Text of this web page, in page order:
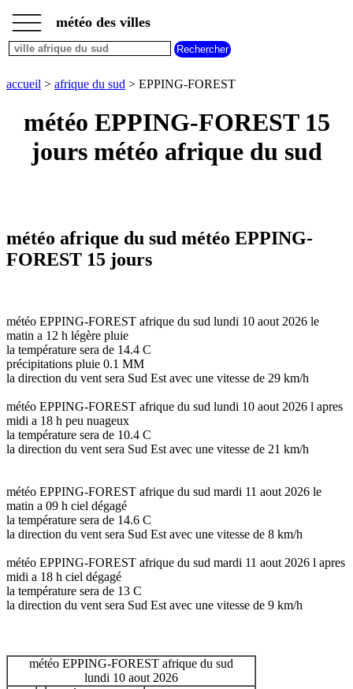
accueil
météo
afrique
sud
___
___ météo des villes
accueil > afrique du sud > EPPING-FOREST
météo EPPING-FOREST 15
jours météo afrique du sud
météo afrique du sud météo EPPING-
FOREST 15 jours
météo EPPING-FOREST afrique du sud lundi 10 aout 2026 le
matin a 12 h légère pluie
la température sera de 14.4 C
précipitations pluie 0.1 MM
la direction du vent sera Sud Est avec une vitesse de 29 km/h
météo EPPING-FOREST afrique du sud lundi 10 aout 2026 l apres
midi a 18 h peu nuageux
la température sera de 10.4 C
la direction du vent sera Sud Est avec une vitesse de 21 km/h
météo EPPING-FOREST afrique du sud mardi 11 aout 2026 le
matin a 09 h ciel dégagé
la température sera de 14.6 C
la direction du vent sera Sud Est avec une vitesse de 8 km/h
météo EPPING-FOREST afrique du sud mardi 11 aout 2026 l apres
midi a 18 h ciel dégagé
la température sera de 13 C
la direction du vent sera Sud Est avec une vitesse de 9 km/h
météo EPPING-FOREST afrique du sud
lundi 10 aout 2026